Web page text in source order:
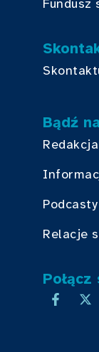
Fundusz
Bądź
Redakcja
Podcasty
Relacje